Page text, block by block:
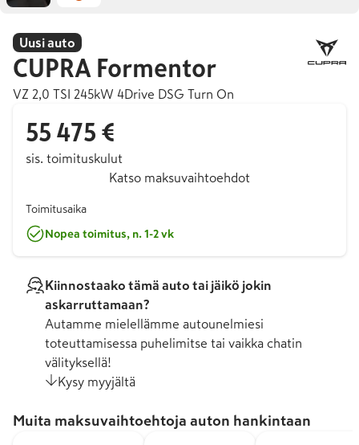
Uusi auto
CUPRA Formentor
VZ 2,0 TSI 245kW 4Drive DSG Turn On
55 475 €
sis. toimituskulut
Katso maksuvaihtoehdot
Toimitusaika
Nopea toimitus, n. 1-2 vk
Kiinnostaako tämä auto tai jäikö jokin
askarruttamaan?
Autamme mielellämme autounelmiesi
toteuttamisessa puhelimitse tai vaikka chatin
välityksellä!
Kysy myyjältä
Muita maksuvaihtoehtoja auton hankintaan